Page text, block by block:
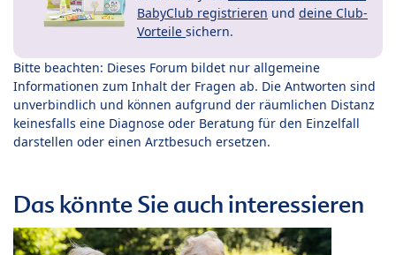
BabyClub registrieren und deine Club-
Vorteile sichern.
Bitte beachten: Dieses Forum bildet nur allgemeine
Informationen zum Inhalt der Fragen ab. Die Antworten sind
unverbindlich und können aufgrund der räumlichen Distanz
keinesfalls eine Diagnose oder Beratung für den Einzelfall
darstellen oder einen Arztbesuch ersetzen.
Das könnte Sie auch interessieren